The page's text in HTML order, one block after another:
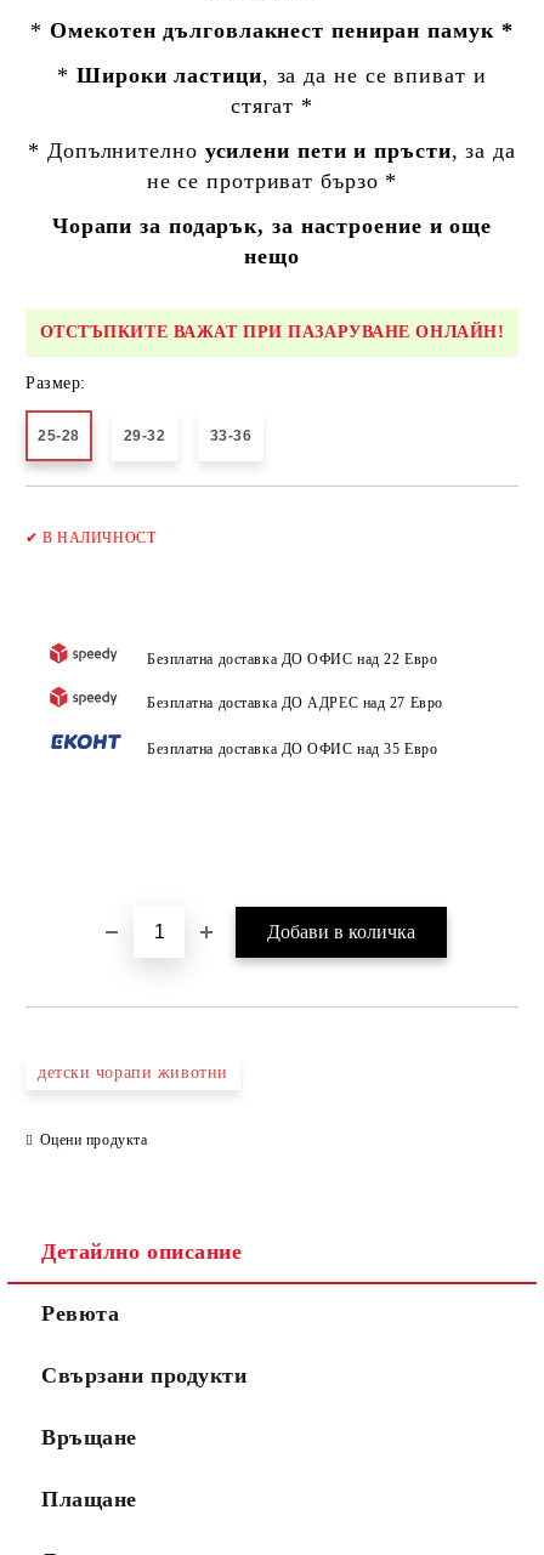
*Омекотен дълговлакнест пениран памук *
*Широки ластици, за да не се впиват и
стягат *
* Допълнително усилени пети и пръсти, за да
не се протриват бързо *
Чорапи за подарък, за настроение и още
нещо
ОТСТЪПКИТЕ ВАЖАТ ПРИ ПАЗАРУВАНЕ ОНЛАЙН!
Размер:
25-28 29-32 33-36
✔В НАЛИЧНОСТ
Безплатна доставка ДО ОФИС над 22 Евро
Безплатна доставка ДО АДРЕС над 27 Евро
Безплатна доставка ДО ОФИС над 35 Евро
детски чорапи животни
Оцени продукта
Детайлно описание
Ревюта
Свързани продукти
Връщане
Плащане